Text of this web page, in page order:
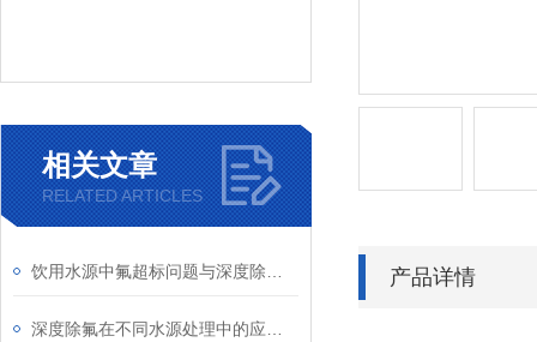
相关文章
RELATED ARTICLES
产品详情